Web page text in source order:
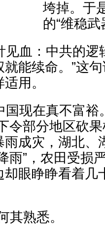
垮掉。于
的“维稳武
血：中共的逻
能续命。”这
用。
在真不富裕
令部分地区砍
成灾，湖北、
雨”，农田受损
眼睁睁看着几
熟悉。